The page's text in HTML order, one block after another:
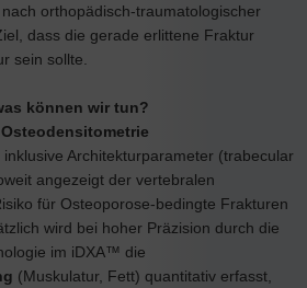
orthopädisch-traumatologischer
dass die gerade erlittene Fraktur
sein sollte.
können wir tun?
Osteodensitometrie
Architekturparameter (trabecular
angezeigt der vertebralen
für Osteoporose-bedingte Frakturen
wird bei hoher Präzision durch die
im iDXA™ die
(Muskulatur, Fett) quantitativ erfasst,